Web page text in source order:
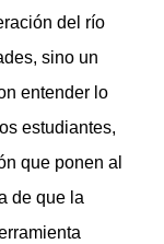
del río
sino un
entender lo
estudiantes,
que ponen al
de que la